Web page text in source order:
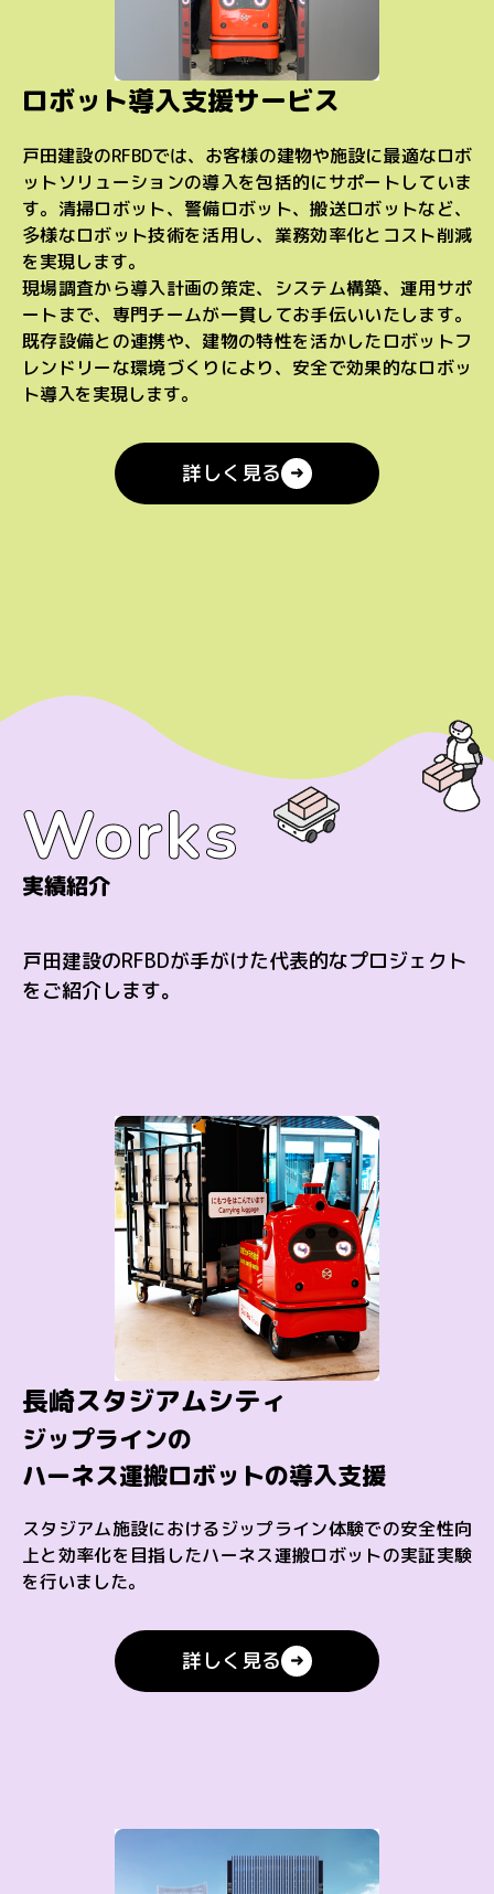
ロボット導入支援サービス
戸田建設のRFBDでは、お客様の建物や施設に最適なロボ
ットソリューションの導入を包括的にサポートしていま
す。清掃ロボット、警備ロボット、搬送ロボットなど、
多様なロボット技術を活用し、業務効率化とコスト削減
を実現します。
現場調査から導入計画の策定、システム構築、運用サポ
ートまで、専門チームが一貫してお手伝いいたします。
既存設備との連携や、建物の特性を活かしたロボットフ
レンドリーな環境づくりにより、安全で効果的なロボッ
ト導入を実現します。
詳しく見る
Works
Works
実績紹介
戸田建設のRFBDが手がけた代表的なプロジェクト
をご紹介します。
長崎スタジアムシティ
ジップラインの
ハーネス運搬ロボットの導入支援
スタジアム施設におけるジップライン体験での安全性向
上と効率化を目指したハーネス運搬ロボットの実証実験
を行いました。
詳しく見る